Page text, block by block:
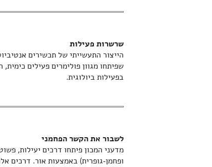
שרשרות פעילות
הייצור התעשייתי של תכשירים
שפיתחו מגוון פולימרים פעילים
בפעילות ביולוגית.
לשבור את הקשר הפחמני
מדעני המכון פיתחו דרכים יעילות,
ופחמן-גופרית) באמצעות אור. דרכים